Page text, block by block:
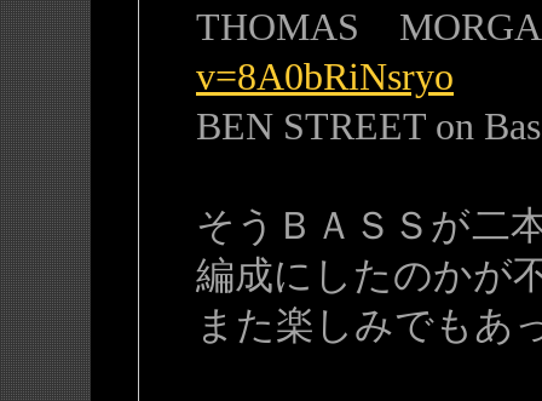
THOMAS
v=8A0bRiNsryo
BEN STREET on
そうＢＡＳＳが二
編成にしたのかが
また楽しみでもあ